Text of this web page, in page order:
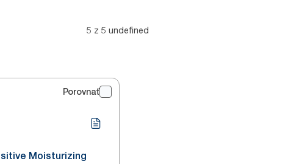
5 z 5 undefined
Porovnať
Moisturizing